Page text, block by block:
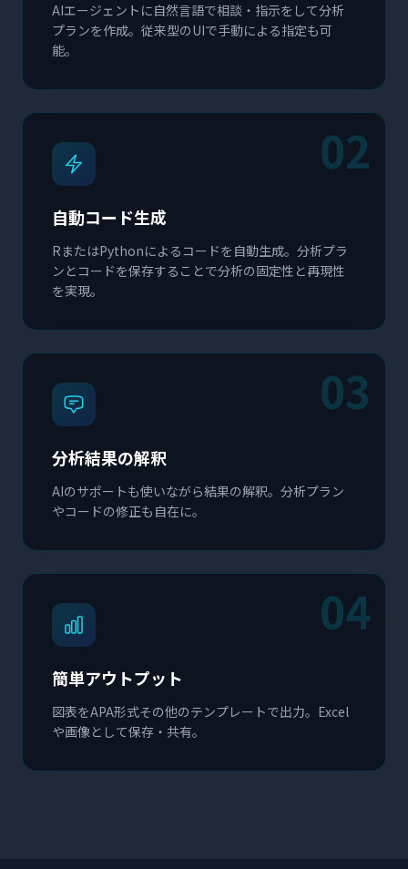
AIエージェントに自然言語で相談・指示をして分析
プランを作成。従来型のUIで手動による指定も可
能。
02
自動コード生成
RまたはPythonによるコードを自動生成。分析プラ
ンとコードを保存することで分析の固定性と再現性
を実現。
03
分析結果の解釈
AIのサポートも使いながら結果の解釈。分析プラン
やコードの修正も自在に。
04
簡単アウトプット
図表をAPA形式その他のテンプレートで出力。Excel
や画像として保存・共有。